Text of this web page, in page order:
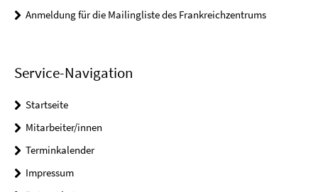
Anmeldung für die Mailingliste des Frankreichzentrums
Service-Navigation
Startseite
Mitarbeiter/innen
Terminkalender
Impressum